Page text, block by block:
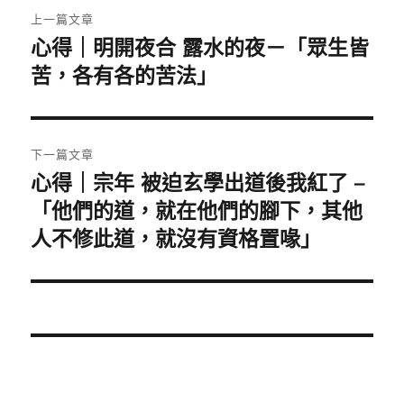
章
導
覽
上一篇文章
上
一
文
章:
心得｜明開夜合 露水的夜－「眾生皆
苦，各有各的苦法」
下一篇文章
下
篇
章:
心得｜宗年 被迫玄學出道後我紅了 –
「他們的道，就在他們的腳下，其他
人不修此道，就沒有資格置喙」